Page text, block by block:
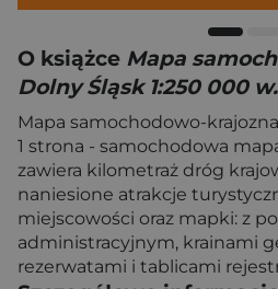
O książce Mapa
Dolny Śląsk 1:250 000
Mapa samochodowo-
1 strona - samochodowa
zawiera kilometraż dróg
naniesione atrakcje
miejscowości oraz mapki: z
administracyjnym, krainami
rezerwatami i tablicami